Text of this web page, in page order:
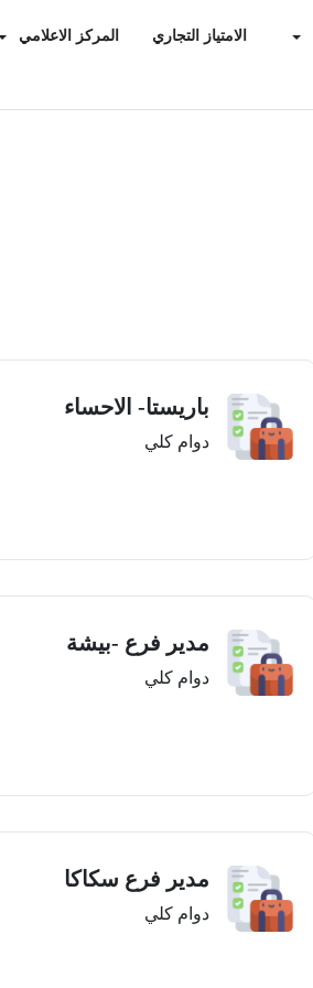
الامتياز التجاري المركز الاعلامي
باريستا- الاحساء
دوام كلي
مدير فرع -بيشة
دوام كلي
مدير فرع سكاكا
دوام كلي